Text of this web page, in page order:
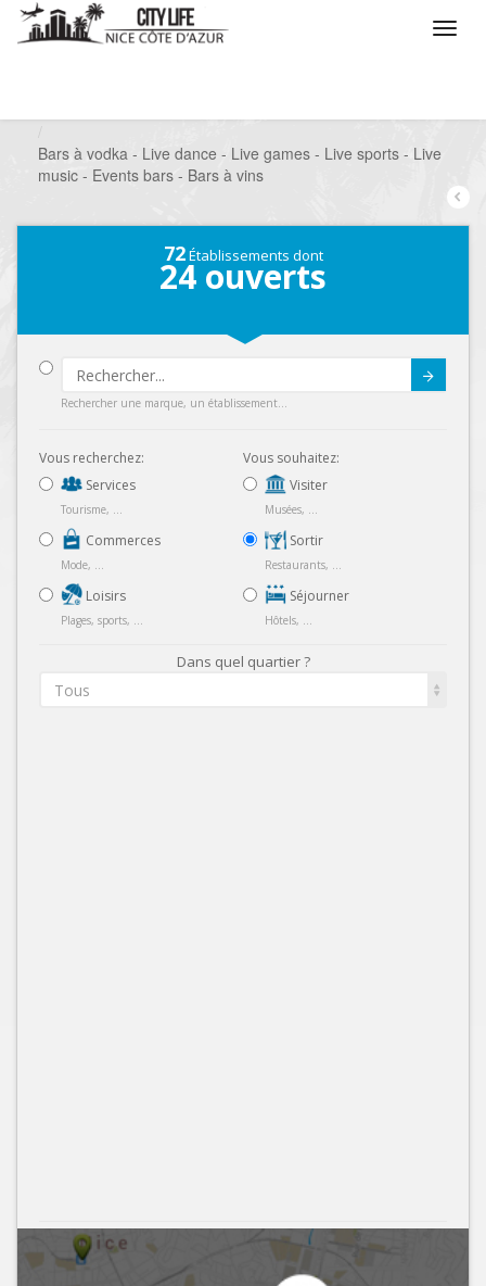
Bars à vodka - Live dance - Live games - Live sports - Live
music - Events bars - Bars à vins
72Établissements dont
24 ouverts
Rechercher une marque, un établissement...
Vous recherchez:
Services
Tourisme, ...
Commerces
Mode, ...
Loisirs
Plages, sports, ...
Vous souhaitez:
Visiter
Musées, ...
Sortir
Restaurants, ...
Séjourner
Hôtels, ...
Dans quel quartier ?
Tous